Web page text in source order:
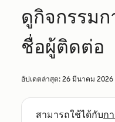
ดูกิจกรรม
ชื่อผู้ติดต่อ
อัปเดตล่าสุด: 26 มีนาคม 2026
สามารถใช้ได้กับก